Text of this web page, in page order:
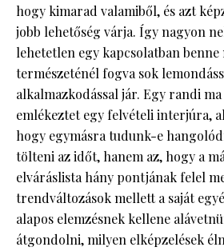
hogy kimarad valamiből, és azt
jobb lehetőség várja. Így nagyon
lehetetlen egy kapcsolatban
természeténél fogva sok
alkalmazkodással jár. Egy randi
emlékeztet egy felvételi interjúra,
hogy egymásra tudunk-e
tölteni az időt, hanem az, hogy a
elváráslista hány pontjának felel
trendváltozások mellett a saját
alapos elemzésnek kellene
átgondolni, milyen elképzelések